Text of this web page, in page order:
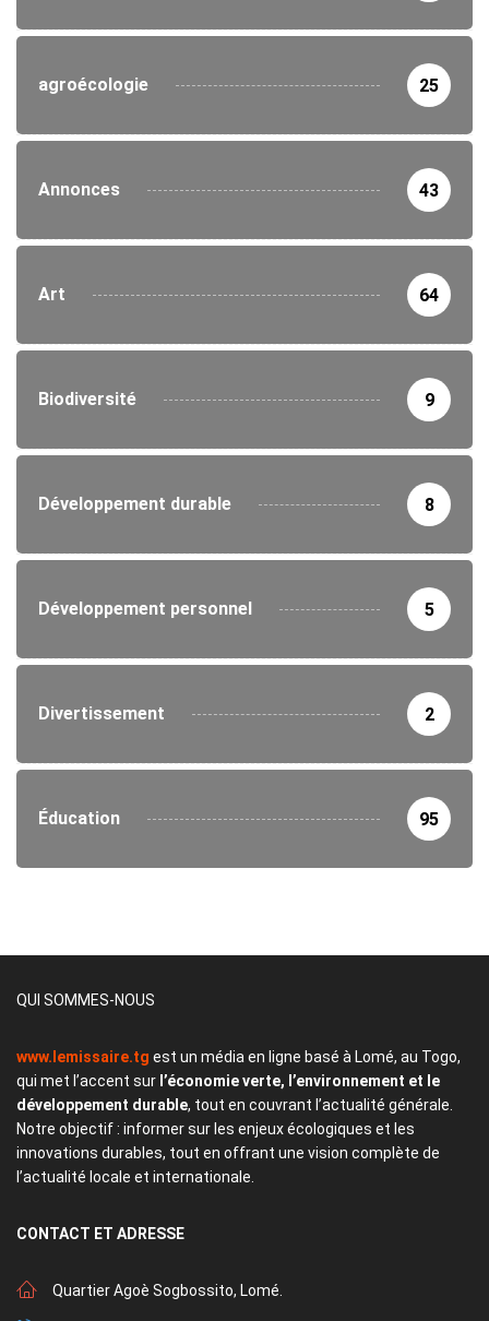
agroécologie 25
Annonces 43
Art 64
Biodiversité 9
Développement durable 8
Développement personnel 5
Divertissement 2
Éducation 95
QUI SOMMES-NOUS
www.lemissaire.tg est un média en ligne basé à Lomé, au Togo,
qui met l’accent sur l’économie verte, l’environnement et le
développement durable, tout en couvrant l’actualité générale.
Notre objectif : informer sur les enjeux écologiques et les
innovations durables, tout en offrant une vision complète de
l’actualité locale et internationale.
CONTACT ET ADRESSE
Quartier Agoè Sogbossito, Lomé.